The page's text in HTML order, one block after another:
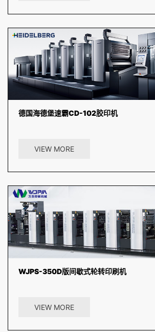
德国海德堡速霸CD-102胶印机
搭配飞达触控屏幕，直观操作飞达与印刷机，操作...
VIEW MORE
WJPS-350D版间歇式轮转印刷机
VIEW MORE